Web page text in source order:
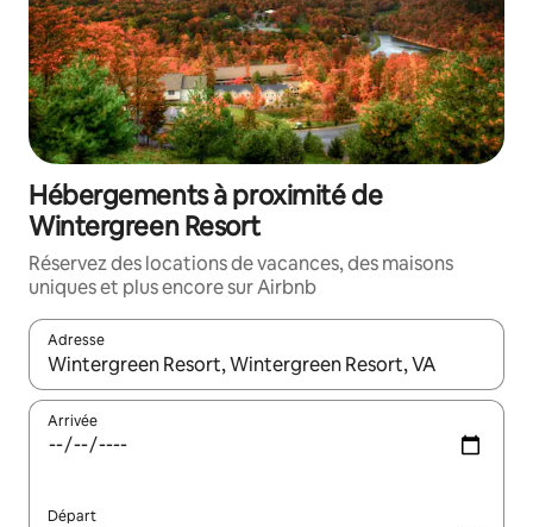
Hébergements à proximité de
Wintergreen Resort
Réservez des locations de vacances, des maisons
uniques et plus encore sur Airbnb
Adresse
Lorsque les résultats s'affichent, utilisez les flèches vers le
Arrivée
Départ